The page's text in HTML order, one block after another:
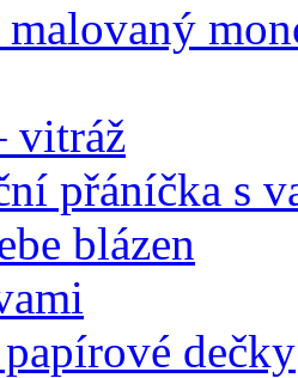
vitráž
přáníčka s
blázen
dečky